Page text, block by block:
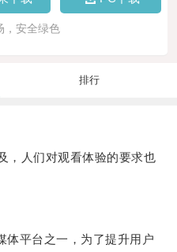
，安全绿色
排行
人们对观看体验的要求也
平台之一，为了提升用户